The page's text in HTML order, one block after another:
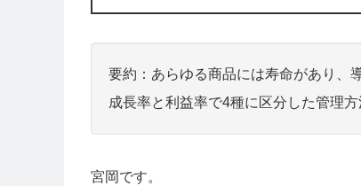
要約：あらゆる商品には寿命があり、
成長率と利益率で4種に区分した管理
宮岡です。